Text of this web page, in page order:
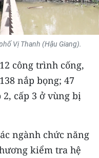
Vị Thanh (Hậu Giang).
công trình cống,
nắp bọng; 47
cấp 3 ở vùng bị
ngành chức năng
kiểm tra hệ